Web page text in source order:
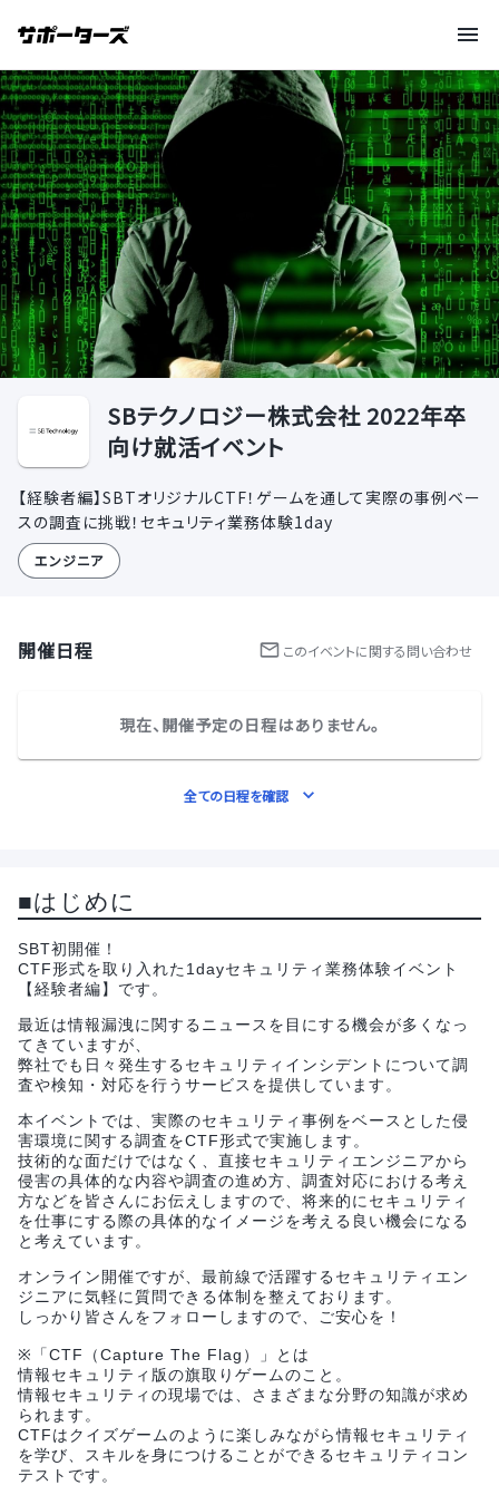
SBテクノロジー株式会社 2022年卒
向け就活イベント
【経験者編】SBTオリジナルCTF！ゲームを通して実際の事例ベー
スの調査に挑戦！セキュリティ業務体験1day
エンジニア
開催日程 このイベントに関する問い合わせ
現在、開催予定の日程はありません。
全ての日程を確認
■はじめに
SBT初開催！
CTF形式を取り入れた1dayセキュリティ業務体験イベント
【経験者編】です。
最近は情報漏洩に関するニュースを目にする機会が多くなっ
てきていますが、
弊社でも日々発生するセキュリティインシデントについて調
査や検知・対応を行うサービスを提供しています。
本イベントでは、実際のセキュリティ事例をベースとした侵
害環境に関する調査をCTF形式で実施します。
技術的な面だけではなく、直接セキュリティエンジニアから
侵害の具体的な内容や調査の進め方、調査対応における考え
方などを皆さんにお伝えしますので、将来的にセキュリティ
を仕事にする際の具体的なイメージを考える良い機会になる
と考えています。
オンライン開催ですが、最前線で活躍するセキュリティエン
ジニアに気軽に質問できる体制を整えております。
しっかり皆さんをフォローしますので、ご安心を！
※「CTF（Capture The Flag）」とは
情報セキュリティ版の旗取りゲームのこと。
情報セキュリティの現場では、さまざまな分野の知識が求め
られます。
CTFはクイズゲームのように楽しみながら情報セキュリティ
を学び、スキルを身につけることができるセキュリティコン
テストです。